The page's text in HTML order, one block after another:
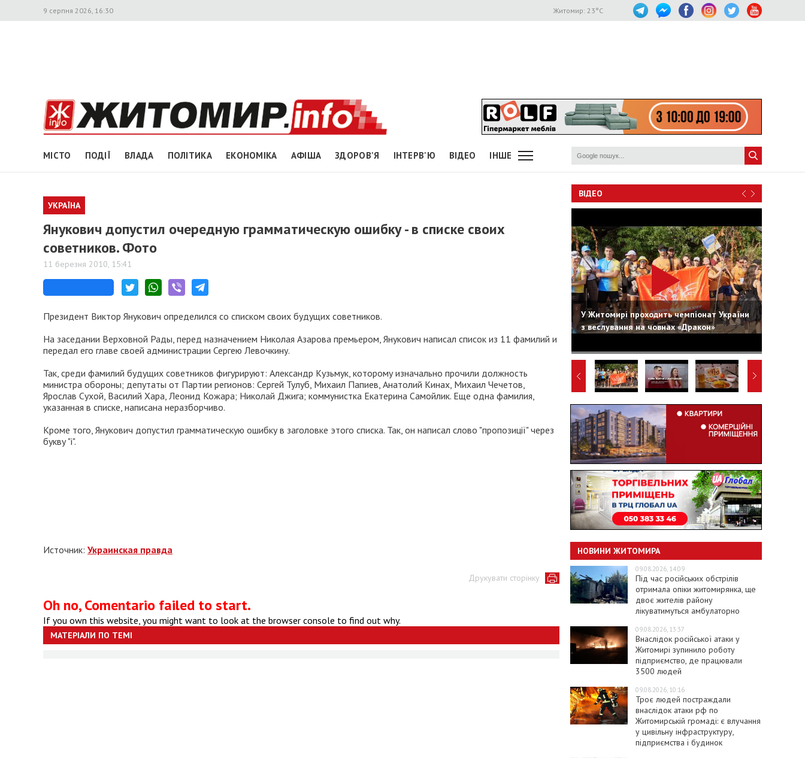
9 серпня 2026, 16:30 Житомир: 23°C
МІСТО ПОДІЇ ВЛАДА ПОЛІТИКА ЕКОНОМІКА АФІША ЗДОРОВ'Я ІНТЕРВ'Ю ВІДЕО ІНШЕ
УКРАЇНА
Янукович допустил очередную грамматическую ошибку - в списке своих
советников. Фото
11 березня 2010, 15:41
Президент Виктор Янукович определился со списком своих будущих советников.
На заседании Верховной Рады, перед назначением Николая Азарова премьером, Янукович написал список из 11 фамилий и
передал его главе своей администрации Сергею Левочкину.
Так, среди фамилий будущих советников фигурируют: Александр Кузьмук, которому изначально прочили должность
министра обороны; депутаты от Партии регионов: Сергей Тулуб, Михаил Папиев, Анатолий Кинах, Михаил Чечетов,
Ярослав Сухой, Василий Хара, Леонид Кожара; Николай Джига; коммунистка Екатерина Самойлик. Еще одна фамилия,
указанная в списке, написана неразборчиво.
Кроме того, Янукович допустил грамматическую ошибку в заголовке этого списка. Так, он написал слово "пропозиції" через
букву "i".
Источник: Украинская правда
Друкувати сторінку
Oh no, Comentario failed to start.
If you own this website, you might want to look at the browser console to find out why.
МАТЕРІАЛИ ПО ТЕМІ
ВІДЕО
У Житомирі проходить чемпіонат України
з веслування на човнах «Дракон»
НОВИНИ ЖИТОМИРА
09.08.2026, 14:09
Під час російських обстрілів
отримала опіки житомирянка, ще
двоє жителів району
лікуватимуться амбулаторно
09.08.2026, 13:37
Внаслідок російської атаки у
Житомирі зупинило роботу
підприємство, де працювали
3500 людей
09.08.2026, 10:16
Троє людей постраждали
внаслідок атаки рф по
Житомирській громаді: є влучання
у цивільну інфраструктуру,
підприємства і будинок